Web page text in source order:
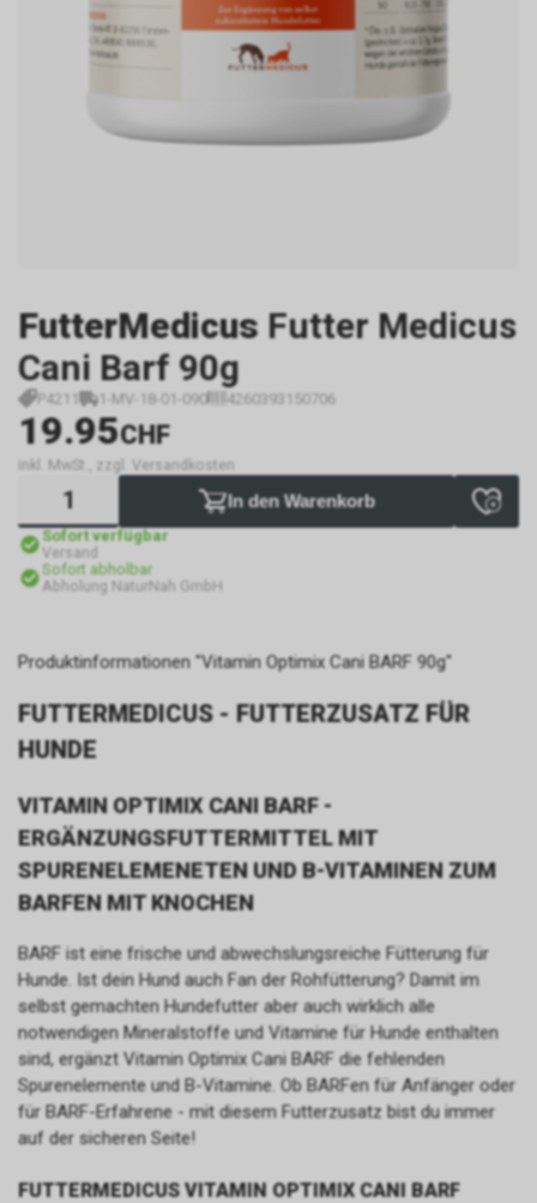
FutterMedicus Futter Medicus
Cani Barf 90g
P4211 1-MV-18-01-090 4260393150706
19.95CHF
inkl. MwSt., zzgl. Versandkosten
In den Warenkorb
Sofort verfügbar
Versand
Sofort abholbar
Abholung NaturNah GmbH
Produktinformationen "Vitamin Optimix Cani BARF 90g"
FUTTERMEDICUS - FUTTERZUSATZ FÜR
HUNDE
VITAMIN OPTIMIX CANI BARF -
ERGÄNZUNGSFUTTERMITTEL MIT
SPURENELEMENETEN UND B-VITAMINEN ZUM
BARFEN MIT KNOCHEN
BARF ist eine frische und abwechslungsreiche Fütterung für
Hunde. Ist dein Hund auch Fan der Rohfütterung? Damit im
selbst gemachten Hundefutter aber auch wirklich alle
notwendigen Mineralstoffe und Vitamine für Hunde enthalten
sind, ergänzt Vitamin Optimix Cani BARF die fehlenden
Spurenelemente und B-Vitamine. Ob BARFen für Anfänger oder
für BARF-Erfahrene - mit diesem Futterzusatz bist du immer
auf der sicheren Seite!
FUTTERMEDICUS VITAMIN OPTIMIX CANI BARF